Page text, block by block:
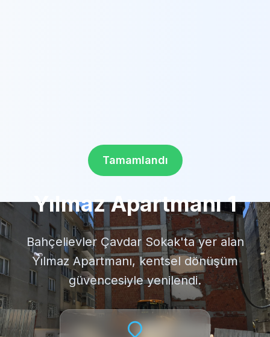
Tamamlandı
Yılmaz Apartmanı 1
Bahçelievler Çavdar Sokak'ta yer alan
Yılmaz Apartmanı, kentsel dönüşüm
güvencesiyle yenilendi.